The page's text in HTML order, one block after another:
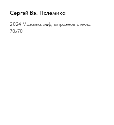
Сергей Вэ. Полемика
2024 Мозаика, мдф, витражное стекло.
70х70